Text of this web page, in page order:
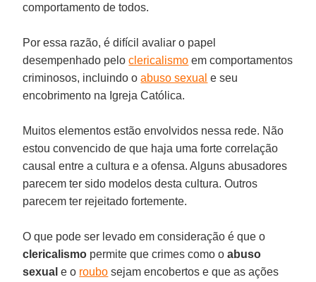
comportamento de todos.
Por essa razão, é difícil avaliar o papel
desempenhado peloclericalismo em comportamentos
criminosos, incluindo oabuso sexual e seu
encobrimento na Igreja Católica.
Muitos elementos estão envolvidos nessa rede. Não
estou convencido de que haja uma forte correlação
causal entre a cultura e a ofensa. Alguns abusadores
parecem ter sido modelos desta cultura. Outros
parecem ter rejeitado fortemente.
O que pode ser levado em consideração é que o
clericalismo permite que crimes como oabuso
sexual e o roubo sejam encobertos e que as ações